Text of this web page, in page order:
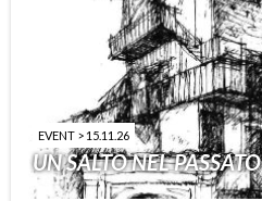
EVENT > 15.11.26
UN SALTO NEL